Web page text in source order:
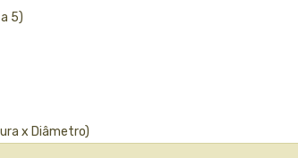
5)
x Diâmetro)